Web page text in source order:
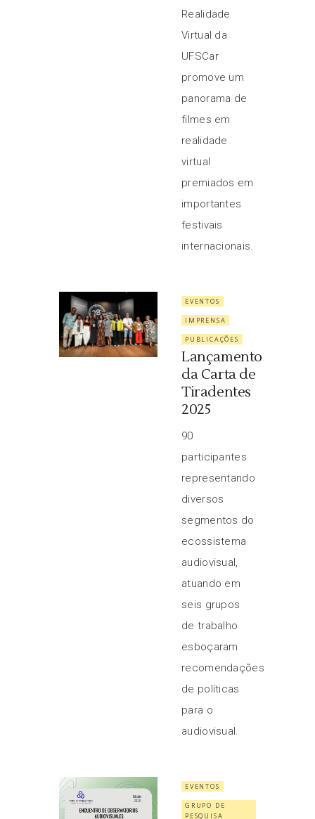
Realidade
Virtual da
UFSCar
promove um
panorama de
filmes em
realidade
virtual
premiados em
importantes
festivais
internacionais.
EVENTOS
IMPRENSA
PUBLICAÇÕES
Lançamento
da Carta de
Tiradentes
2025
90
participantes
representando
diversos
segmentos do
ecossistema
audiovisual,
atuando em
seis grupos
de trabalho
esboçaram
recomendações
de políticas
para o
audiovisual.
EVENTOS
GRUPO DE
PESQUISA